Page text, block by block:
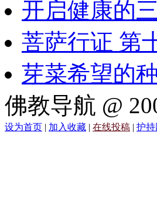
开启健康的
菩萨行证 第
芽菜希望的
佛教导航 @
设为首页 | 加入收藏 | 在线投稿 | 护